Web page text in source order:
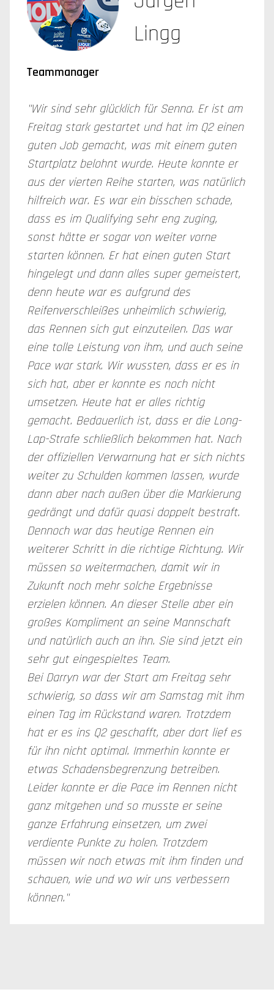
Lingg
Teammanager
"Wir sind sehr glücklich für Senna. Er ist am
Freitag stark gestartet und hat im Q2 einen
guten Job gemacht, was mit einem guten
Startplatz belohnt wurde. Heute konnte er
aus der vierten Reihe starten, was natürlich
hilfreich war. Es war ein bisschen schade,
dass es im Qualifying sehr eng zuging,
sonst hätte er sogar von weiter vorne
starten können. Er hat einen guten Start
hingelegt und dann alles super gemeistert,
denn heute war es aufgrund des
Reifenverschleißes unheimlich schwierig,
das Rennen sich gut einzuteilen. Das war
eine tolle Leistung von ihm, und auch seine
Pace war stark. Wir wussten, dass er es in
sich hat, aber er konnte es noch nicht
umsetzen. Heute hat er alles richtig
gemacht. Bedauerlich ist, dass er die Long-
Lap-Strafe schließlich bekommen hat. Nach
der offiziellen Verwarnung hat er sich nichts
weiter zu Schulden kommen lassen, wurde
dann aber nach außen über die Markierung
gedrängt und dafür quasi doppelt bestraft.
Dennoch war das heutige Rennen ein
weiterer Schritt in die richtige Richtung. Wir
müssen so weitermachen, damit wir in
Zukunft noch mehr solche Ergebnisse
erzielen können. An dieser Stelle aber ein
großes Kompliment an seine Mannschaft
und natürlich auch an ihn. Sie sind jetzt ein
sehr gut eingespieltes Team.
Bei Darryn war der Start am Freitag sehr
schwierig, so dass wir am Samstag mit ihm
einen Tag im Rückstand waren. Trotzdem
hat er es ins Q2 geschafft, aber dort lief es
für ihn nicht optimal. Immerhin konnte er
etwas Schadensbegrenzung betreiben.
Leider konnte er die Pace im Rennen nicht
ganz mitgehen und so musste er seine
ganze Erfahrung einsetzen, um zwei
verdiente Punkte zu holen. Trotzdem
müssen wir noch etwas mit ihm finden und
schauen, wie und wo wir uns verbessern
können."